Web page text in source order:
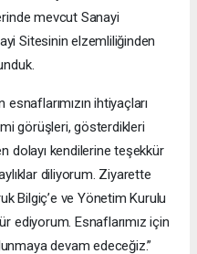
mevcut Sanayi
Sitesinin elzemliliğinden
esnaflarımızın ihtiyaçları
görüşleri, gösterdikleri
dolayı kendilerine teşekkür
diliyorum. Ziyarette
Bilgiç’e ve Yönetim Kurulu
ediyorum. Esnaflarımız için
devam edeceğiz.”